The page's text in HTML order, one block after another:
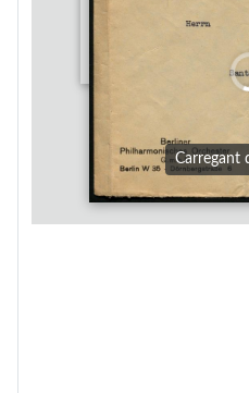
Carregant